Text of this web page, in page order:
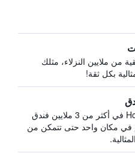
من ملايين النزلاء، مثلك
بكل ثقة!
يبحث HotelsCombined في أكثر من 3 ملايين فندق
في مكان واحد حتى تتمكن من